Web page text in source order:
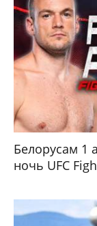
Белорусам 1
ночь UFC